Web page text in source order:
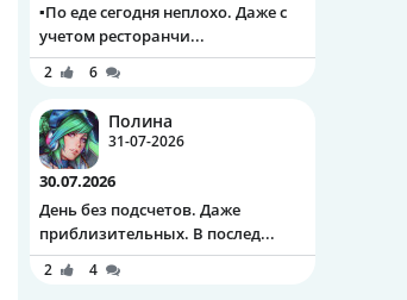
▪️По еде сегодня неплохо. Даже с
учетом ресторанчи...
2 6
Полина
31-07-2026
30.07.2026
День без подсчетов. Даже
приблизительных. В послед...
2
4